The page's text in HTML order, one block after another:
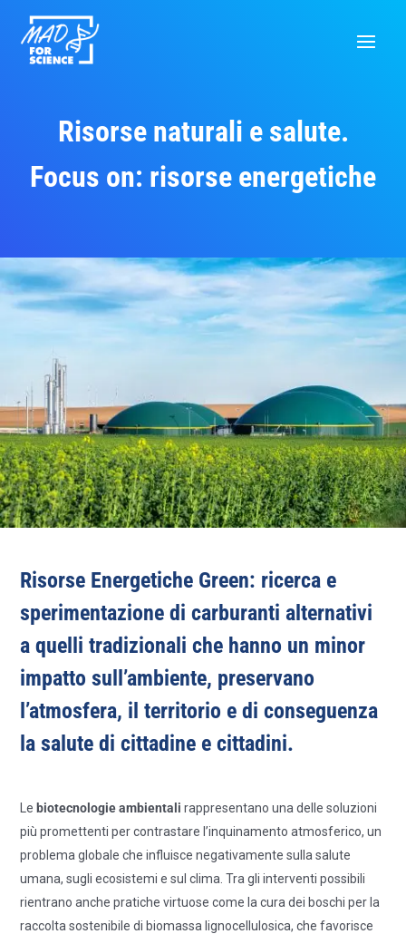
Risorse naturali e salute.
Focus on: risorse energetiche
Risorse Energetiche Green: ricerca e
sperimentazione di carburanti alternativi
a quelli tradizionali che hanno un minor
impatto sull’ambiente, preservano
l’atmosfera, il territorio e di conseguenza
la salute di cittadine e cittadini.
Le biotecnologie ambientali rappresentano una delle soluzioni
più promettenti per contrastare l’inquinamento atmosferico, un
problema globale che influisce negativamente sulla salute
umana, sugli ecosistemi e sul clima. Tra gli interventi possibili
rientrano anche pratiche virtuose come la cura dei boschi per la
raccolta sostenibile di biomassa lignocellulosica, che favorisce